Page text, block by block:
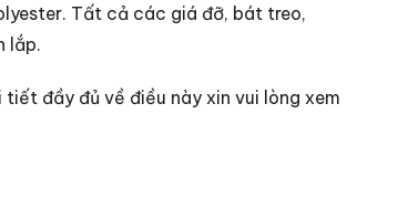
Tất cả các giá đỡ, bát treo,
lắp.
đầy đủ về điều này xin vui lòng xem